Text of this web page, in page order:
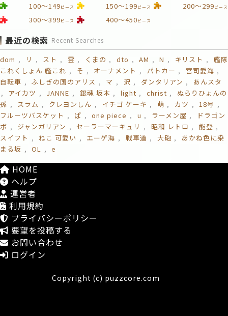
100～149ピース 150～199ピース 200～299ピース
300～399ピース 400～450ピース
最近の検索 Recent Searches
dom リ スト 雲 くまの dto AM N キリスト
艦隊
これくしょん 艦これ
そ オーナメント パトカー
宮司愛海
自転車
ふしぎの国のアリス マ 沢 ダンタリアン
あんスタ
アイカツ
JANNE 銀魂 坂本 light christ
ぬらりひょんの
孫
スラム クレヨンしん イチゴ ケーキ 萌 カツ
18号
フルーツバスケット
ぱ one piece u ラーメン屋
ドラゴン
ボ
ジャンガリアン セーラーマーキュリ 昭和 レトロ
能登
スイフト
ねこ 可愛い エーゲ海 戦車道 大砲
あかね色に染
まる坂
OL e
HOME
ヘルプ
運営者
利用規約
プライバシーポリシー
要望を投稿する
お問い合わせ
ログイン
Copyright (c) puzzcore.com